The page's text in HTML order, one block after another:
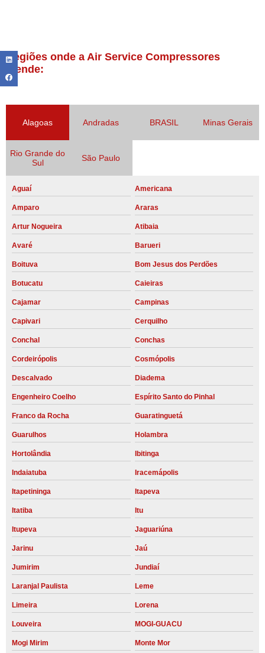
Regiões onde a Air Service Compressores
atende:
Alagoas Andradas BRASIL Minas Gerais
Rio Grande do
Sul
São Paulo
Aguaí Americana
Amparo Araras
Artur Nogueira Atibaia
Avaré Barueri
Boituva Bom Jesus dos Perdões
Botucatu Caieiras
Cajamar Campinas
Capivari Cerquilho
Conchal Conchas
Cordeirópolis Cosmópolis
Descalvado Diadema
Engenheiro Coelho Espírito Santo do Pinhal
Franco da Rocha Guaratinguetá
Guarulhos Holambra
Hortolândia Ibitinga
Indaiatuba Iracemápolis
Itapetininga Itapeva
Itatiba Itu
Itupeva Jaguariúna
Jarinu Jaú
Jumirim Jundiaí
Laranjal Paulista Leme
Limeira Lorena
Louveira MOGI-GUACU
Mogi Mirim Monte Mor